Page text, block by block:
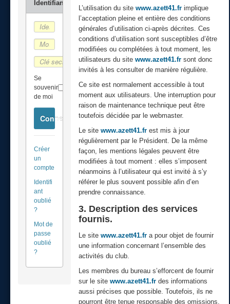
Se
souvenir
de moi
Connexion
Créer
un
compte
Identifi
ant
oublié
?
Mot de
passe
oublié
?
L’utilisation du site www.azett41.fr implique
l’acceptation pleine et entière des conditions
générales d’utilisation ci-après décrites. Ces
conditions d’utilisation sont susceptibles d’être
modifiées ou complétées à tout moment, les
utilisateurs du site www.azett41.frsont donc
invités à les consulter de manière régulière.
Ce site est normalement accessible à tout
moment aux utilisateurs. Une interruption pour
raison de maintenance technique peut être
toutefois décidée par le webmaster.
Le site www.azett41.frest mis à jour
régulièrement par le Président. De la même
façon, les mentions légales peuvent être
modifiées à tout moment : elles s’imposent
néanmoins à l’utilisateur qui est invité à s’y
référer le plus souvent possible afin d’en
prendre connaissance.
3. Description des services
fournis.
Le site www.azett41.fra pour objet de fournir
une information concernant l’ensemble des
activités du club.
Les membres du bureau s’efforcent de fournir
sur le site www.azett41.frdes informations
aussi précises que possible. Toutefois, ils ne
pourront être tenue responsable des omissions,